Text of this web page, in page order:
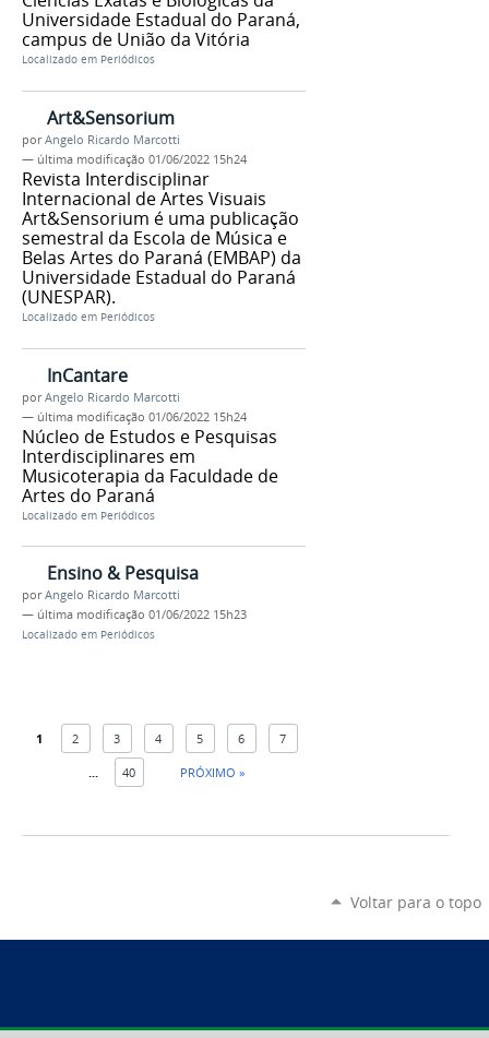
Universidade Estadual do Paraná,
campus de União da Vitória
Localizado em Periódicos
Art&Sensorium
porAngelo Ricardo Marcotti
— última modificação 01/06/2022 15h24
Revista Interdisciplinar
Internacional de Artes Visuais
Art&Sensorium é uma publicação
semestral da Escola de Música e
Belas Artes do Paraná (EMBAP) da
Universidade Estadual do Paraná
(UNESPAR).
Localizado em Periódicos
InCantare
porAngelo Ricardo Marcotti
— última modificação 01/06/2022 15h24
Núcleo de Estudos e Pesquisas
Interdisciplinares em
Musicoterapia da Faculdade de
Artes do Paraná
Localizado em Periódicos
Ensino & Pesquisa
porAngelo Ricardo Marcotti
— última modificação 01/06/2022 15h23
Localizado em Periódicos
1 2 3 4 5 6 7
... 40 PRÓXIMO »
Voltar para o topo